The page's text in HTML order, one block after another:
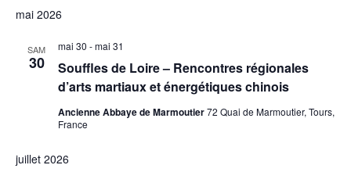
une
mai 2026
SAM
30
Souffles de Loire – Rencontres régionales
d’arts martiaux et énergétiques chinois
mai 30 -mai 31
Ancienne Abbaye de Marmoutier72 Quai de Marmoutier, Tours,
France
juillet 2026